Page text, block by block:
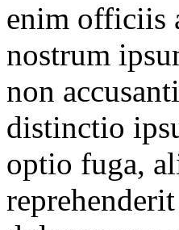
enim officiis
nostrum
non
distinctio
optio fuga,